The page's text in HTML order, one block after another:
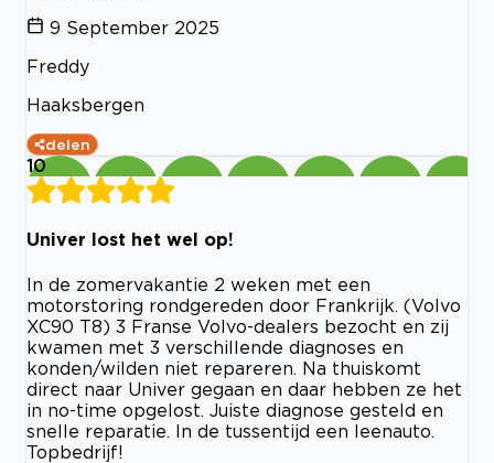
9 September 2025
Freddy
Haaksbergen
delen
10
Univer lost het wel op!
In de zomervakantie 2 weken met een
motorstoring rondgereden door Frankrijk. (Volvo
XC90 T8) 3 Franse Volvo-dealers bezocht en zij
kwamen met 3 verschillende diagnoses en
konden/wilden niet repareren. Na thuiskomt
direct naar Univer gegaan en daar hebben ze het
in no-time opgelost. Juiste diagnose gesteld en
snelle reparatie. In de tussentijd een leenauto.
Topbedrijf!